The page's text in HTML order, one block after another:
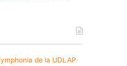
de la UDLAP